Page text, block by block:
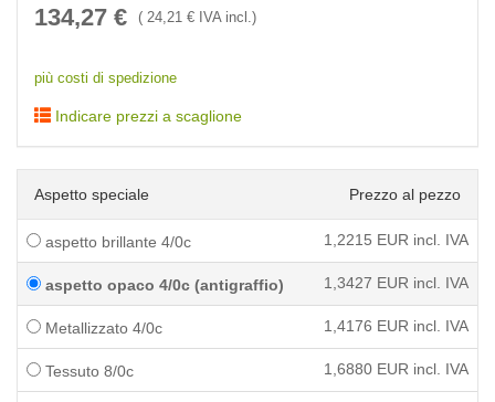
134,27 € ( 24,21 € IVA incl.)
più costi di spedizione
Indicare prezzi a scaglione
Aspetto speciale Prezzo al pezzo
aspetto brillante 4/0c 1,2215 EUR incl. IVA
aspetto opaco 4/0c (antigraffio) 1,3427 EUR incl. IVA
Metallizzato 4/0c 1,4176 EUR incl. IVA
Tessuto 8/0c 1,6880 EUR incl. IVA